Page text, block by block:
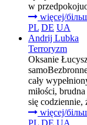
w
więcej/
PL DE UA
Andrij Lubka
Terroryzm
Oksanie
cały
miłości,
się codziennie,
więcej/
PL DE UA